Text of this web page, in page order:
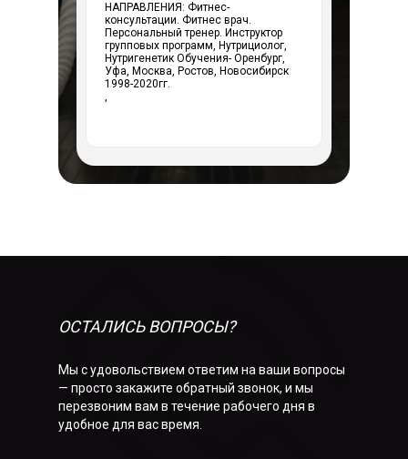
НАПРАВЛЕНИЯ: Фитнес-
консультации. Фитнес врач.
Персональный тренер. Инструктор
групповых программ, Нутрициолог,
Нутригенетик Обучения- Оренбург,
Уфа, Москва, Ростов, Новосибирск
1998-2020гг.
,
ОСТАЛИСЬ ВОПРОСЫ?
Мы с удовольствием ответим на ваши вопросы
— просто закажите обратный звонок, и мы
перезвоним вам в течение рабочего дня в
удобное для вас время.